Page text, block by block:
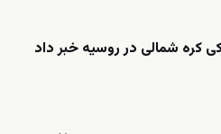
کره شمالی در روسیه خبر داد